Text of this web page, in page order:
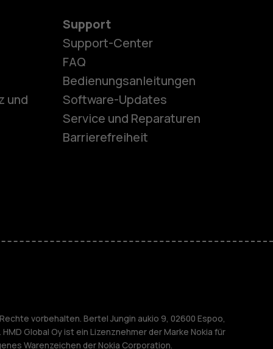
und
Support
Support-Center
FAQ
Bedienungsanleitungen
Software-Updates
Service und Reparaturen
Barrierefreiheit
vorbehalten. Bertel Jungin aukio 9, 02600 Espoo,
Global Oy ist ein Lizenznehmer der Marke Nokia für
Warenzeichen der Nokia Corporation.